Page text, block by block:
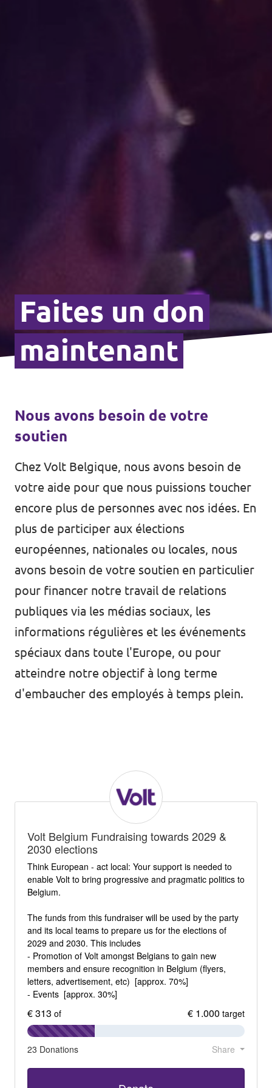
Faites un don
maintenant
Nous avons besoin de votre
soutien
Chez Volt Belgique, nous avons besoin de
votre aide pour que nous puissions toucher
encore plus de personnes avec nos idées. En
plus de participer aux élections
européennes, nationales ou locales, nous
avons besoin de votre soutien en particulier
pour financer notre travail de relations
publiques via les médias sociaux, les
informations régulières et les événements
spéciaux dans toute l'Europe, ou pour
atteindre notre objectif à long terme
d'embaucher des employés à temps plein.
Volt Belgium Fundraising towards 2029 &
2030 elections
Think European - act local: Your support is needed to
enable Volt to bring progressive and pragmatic politics to
Belgium.
The funds from this fundraiser will be used by the party
and its local teams to prepare us for the elections of
2029 and 2030. This includes
- Promotion of Volt amongst Belgians to gain new
members and ensure recognition in Belgium (flyers,
letters, advertisement, etc) [approx. 70%]
- Events [approx. 30%]
€ 313 of € 1.000 target
23 Donations Share